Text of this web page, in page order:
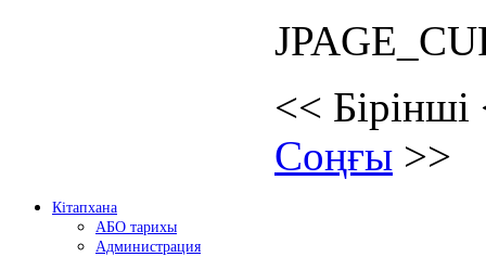
<< Бірінші
Соңғы >>
Кітапхана
АБО тарихы
Администрация